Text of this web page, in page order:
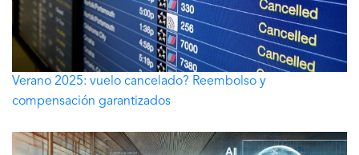
Verano 2025: vuelo cancelado? Reembolso y
compensación garantizados